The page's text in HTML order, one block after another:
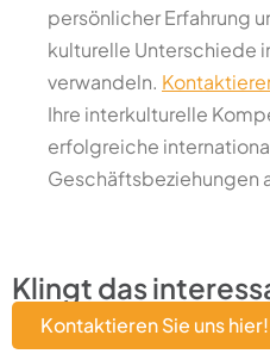
persönlicher Erfahrung
kulturelle Unterschiede
verwandeln.
Ihre interkulturelle
erfolgreiche
Geschäftsbeziehungen
Klingt das
Kontaktieren Sie uns hier!